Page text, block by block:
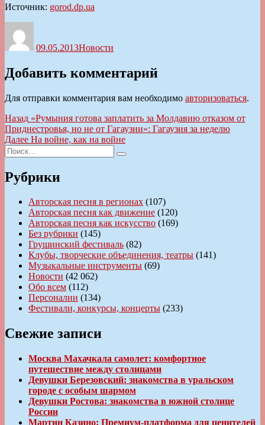
Источник: gorod.dp.ua
09.05.2013Новости
Добавить комментарий
Для отправки комментария вам необходимо авторизоваться.
Навигация
по
записям
Назад Предыдущая
запись:
«Румыния готова заплатить за Молдавию отказом от
Приднестровья, но не от Гагаузии»: Гагаузия за неделю
Далее Следующая
На войне, как на войне
Искать:
Поиск
Рубрики
Авторская песня в регионах (107)
Авторская песня как движение (120)
Авторская песня как искусство (169)
Без рубрики (145)
Грушинский фестиваль (82)
Клубы, творческие объединения, театры (141)
Музыкальные инструменты (69)
Новости (42 062)
Обо всем (112)
Персоналии (134)
Фестивали, конкурсы, концерты (233)
Свежие записи
Москва Махачкала самолет: комфортное
путешествие между столицами
Девушки Березовский: знакомства в уральском
городе с особым шармом
Девушки Ростова: знакомства в южной столице
России
Мартин Казино: Премиум-платформа для ценителей